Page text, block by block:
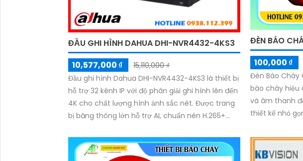
ĐẦU GHI HÌNH DAHUA DHI-NVR4432-4KS3
10,577,000 ₫
15,110,000 ₫
Đầu ghi hình Dahua DHI-NVR4432-4KS3 là thiết bị
hỗ trợ 32 kênh IP với độ phân giải ghi hình lên đến
4K cho chất lượng hình ảnh sắc nét. Được trang
bị băng thông lớn hỗ trợ AI, chuẩn nén H.265+
dung lượng lên đến 20TB. Với thiết kế bền bỉ và
giao diện dễ sử dụng, đây là lựa chọn lý tưởng
ĐÈN BÁO
100,000 ₫
Đèn Báo Cháy
báo cháy hiệu
và âm thanh
thiết kế nhỏ
bảo an toàn
nhà, khu vực